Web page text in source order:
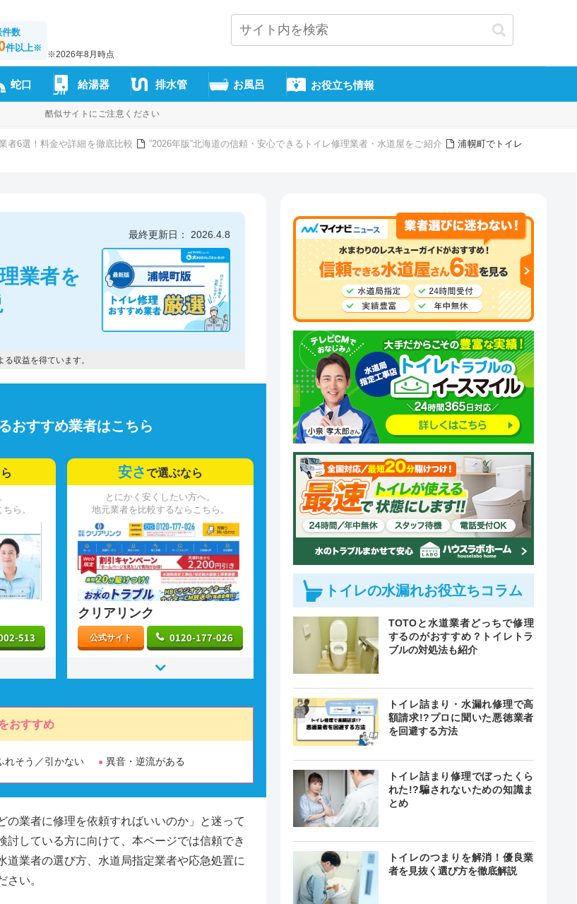
件数
件以上※
※2026年8月時点
蛇口 給湯器 排水管 お風呂 お役立ち情報
酷似サイトにご注意ください
者6選！料金や詳細を徹底比較 ”2026年版”北海道の信頼・安心できるトイレ修理業者・水道屋をご紹介
浦幌町でトイレ
業者を
最終更新日： 2026.4.8
収益を得ています。
おすすめ業者はこちら
ら。
513
安さで選ぶなら
とにかく安くしたい方へ。
地元業者を比較するならこちら。
クリアリンク
公式サイト 0120-177-026
おすすめ
れそう／引かない 異音・逆流がある
業者に修理を依頼すればいいのか」と迷って
している方に向けて、本ページでは信頼でき
業者の選び方、水道局指定業者や応急処置に
い。
トイレの水漏れお役立ちコラム
TOTOと水道業者どっちで修理
するのがおすすめ？トイレトラ
ブルの対処法も紹介
トイレ詰まり・水漏れ修理で高
額請求!?プロに聞いた悪徳業者
を回避する方法
トイレ詰まり修理でぼったくら
れた!?騙されないための知識ま
とめ
トイレのつまりを解消！優良業
者を見抜く選び方を徹底解説